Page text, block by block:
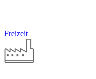
Freizeit